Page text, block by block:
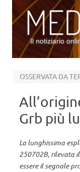
Il notiziario
Grb più
La lunghissima
250702B, rilevata
essere il segnale